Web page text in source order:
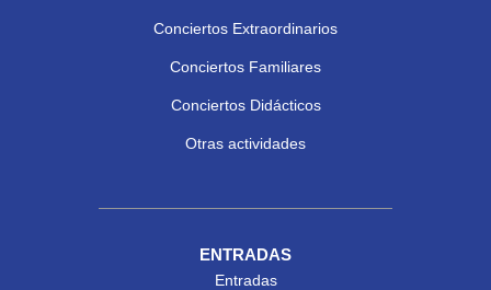
Conciertos Extraordinarios
Conciertos Familiares
Conciertos Didácticos
Otras actividades
ENTRADAS
Entradas